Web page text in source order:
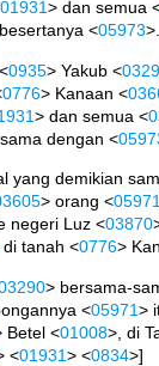
01931> dan semua
<05973
0935> Yakub <
0776> Kanaan <
> dan semua <
dengan <
yang demikian
> orang <
negeri Luz <03870
di tanah <0776>
> bersama-
<05971>
Betel <01008>, di
<01931> <0834>]